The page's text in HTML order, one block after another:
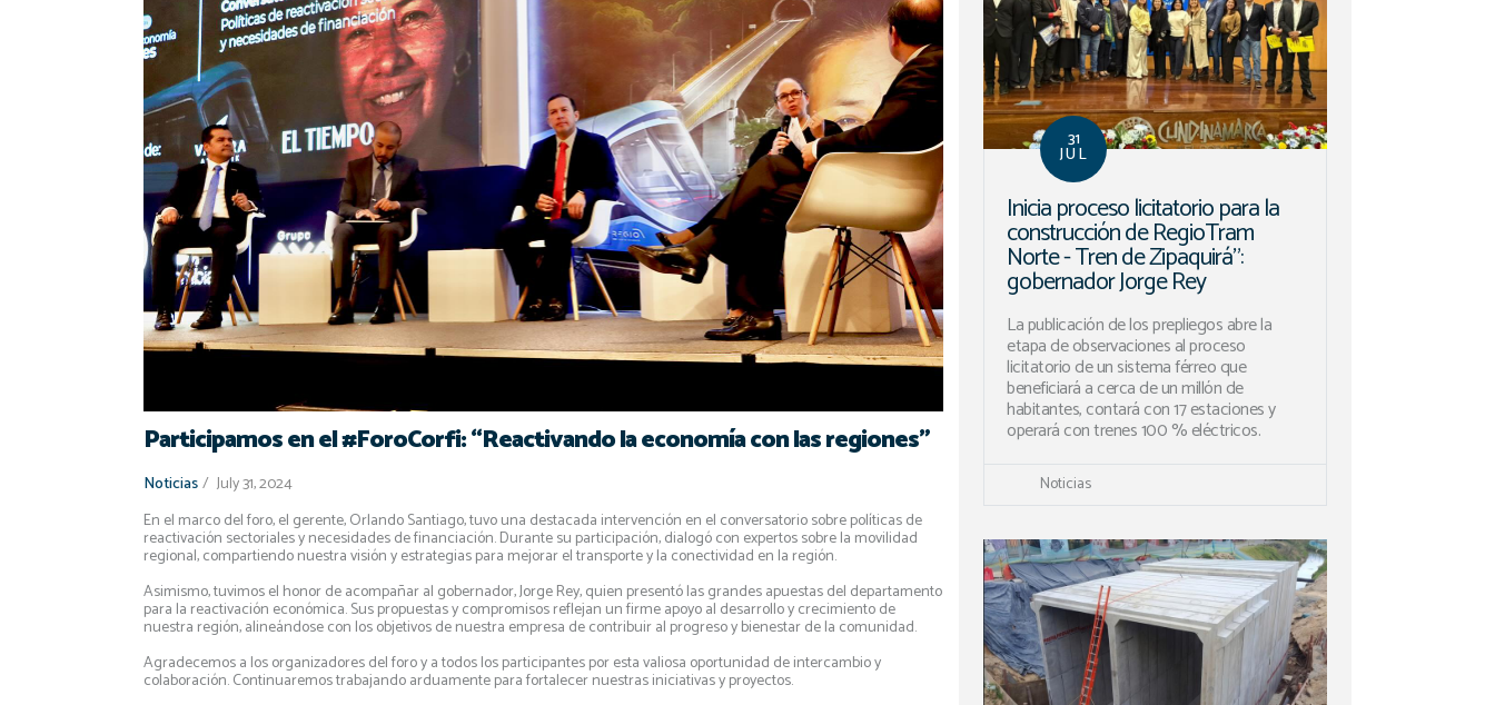
navegación
Participamos en el #ForoCorfi: “Reactivando la economía con las regiones”
Noticias/ July 31, 2024
En el marco del foro, el gerente, Orlando Santiago, tuvo una destacada intervención en el conversatorio sobre políticas de
reactivación sectoriales y necesidades de financiación. Durante su participación, dialogó con expertos sobre la movilidad
regional, compartiendo nuestra visión y estrategias para mejorar el transporte y la conectividad en la región.
Asimismo, tuvimos el honor de acompañar al gobernador, Jorge Rey, quien presentó las grandes apuestas del departamento
para la reactivación económica. Sus propuestas y compromisos reflejan un firme apoyo al desarrollo y crecimiento de
nuestra región, alineándose con los objetivos de nuestra empresa de contribuir al progreso y bienestar de la comunidad.
Agradecemos a los organizadores del foro y a todos los participantes por esta valiosa oportunidad de intercambio y
colaboración. Continuaremos trabajando arduamente para fortalecer nuestras iniciativas y proyectos.
31
JUL
Inicia proceso licitatorio para la
construcción de RegioTram
Norte - Tren de Zipaquirá”:
gobernador Jorge Rey
La publicación de los prepliegos abre la
etapa de observaciones al proceso
licitatorio de un sistema férreo que
beneficiará a cerca de un millón de
habitantes, contará con 17 estaciones y
operará con trenes 100 % eléctricos.
Noticias